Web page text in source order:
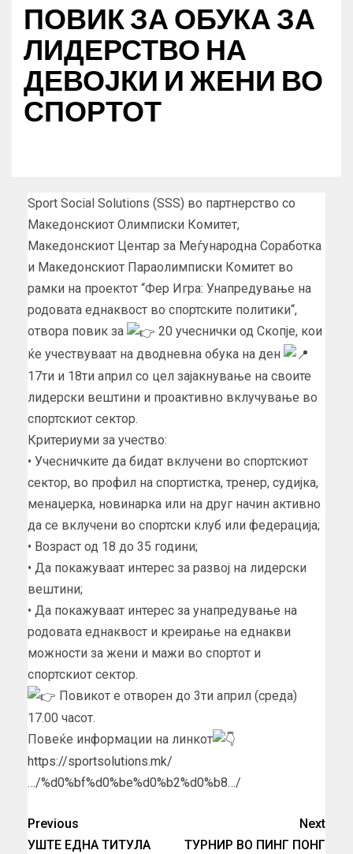
ПОВИК ЗА ОБУКА ЗА
ЛИДЕРСТВО НА
ДЕВОЈКИ И ЖЕНИ ВО
СПОРТОТ
Sport Social Solutions (SSS) во партнерство со
Македонскиот Олимписки Комитет,
Македонскиот Центар за Меѓународна Соработка
и Македонскиот Параолимписки Комитет во
рамки на проектот “Фер Игра: Унапредување на
родовата еднаквост во спортските политики“,
отвора повик за
20 учеснички од Скопје, кои
ќе учествуваат на дводневна обука на ден
17ти и 18ти април со цел зајакнување на своите
лидерски вештини и проактивно вклучување во
спортскиот сектор.
Критериуми за учество:
• Учесничките да бидат вклучени во спортскиот
сектор, во профил на спортистка, тренер, судијка,
менаџерка, новинарка или на друг начин активно
да се вклучени во спортски клуб или федерација;
• Возраст од 18 до 35 години;
• Да покажуваат интерес за развој на лидерски
вештини;
• Да покажуваат интерес за унапредување на
родовата еднаквост и креирање на еднакви
можности за жени и мажи во спортот и
спортскиот сектор.
Повикот е отворен до 3ти април (среда)
17.00 часот.
Повеќе информации на линкот
https://sportsolutions.mk/
…/%d0%bf%d0%be%d0%b2%d0%b8…/
Previous
УШТЕ ЕДНА ТИТУЛА
Next
ТУРНИР ВО ПИНГ ПОНГ